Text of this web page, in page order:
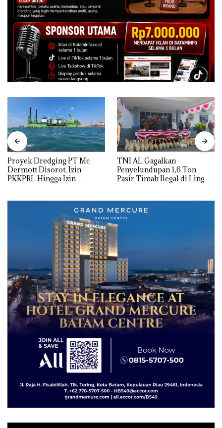
Proyek Dredging PT Mc
Dermott Disorot, Izin
PKKPRL Hingga Izin
TNI AL Gagalkan
Penyelundupan 1,6 Ton
Pasir Timah Ilegal di Lingga,
Diselundupkan ke Malaysia